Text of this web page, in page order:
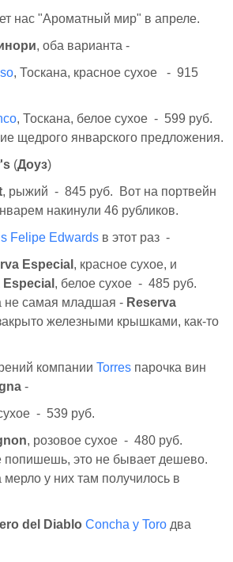
нас "Ароматный мир" в апреле.
, оба варианта -
, Тоскана, красное сухое - 915
, Тоскана, белое сухое - 599 руб.
щедрого январского предложения.
(Доуз)
, рыжий - 845 руб. Вот на портвейн
накинули 46 рубликов.
Felipe Edwards в этот раз -
Especial , красное сухое, и
, белое сухое - 485 руб.
не самая младшая - Reserva
железными крышками, как-то
компании Torres парочка вин
-
- 539 руб.
, розовое сухое - 480 руб.
попишешь, это не бывает дешево.
мерло у них там получилось в
del Diablo Concha y Toro два